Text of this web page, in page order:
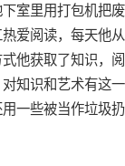
室里用打包机把
爱阅读，每天他
他获取了知识，
知识和艺术有这
一些被当作垃圾